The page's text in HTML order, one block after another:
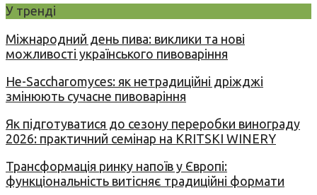
У тренді
Міжнародний день пива: виклики та нові
можливості українського пивоваріння
Не-Saccharomyces: як нетрадиційні дріжджі
змінюють сучасне пивоваріння
Як підготуватися до сезону переробки винограду
2026: практичний семінар на KRITSKI WINERY
Трансформація ринку напоїв у Європі:
функціональність витісняє традиційні формати